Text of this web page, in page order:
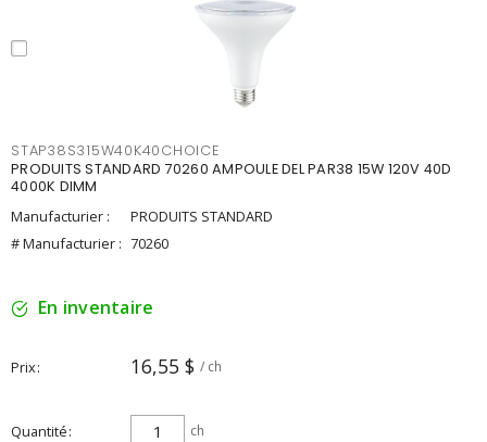
STAP38S315W40K40CHOICE
PRODUITS STANDARD 70260 AMPOULE DEL PAR38 15W 120V 40D
4000K DIMM
Manufacturier :
PRODUITS STANDARD
# Manufacturier : 70260
En inventaire
Prix 16,55 $ / ch
Quantité ch